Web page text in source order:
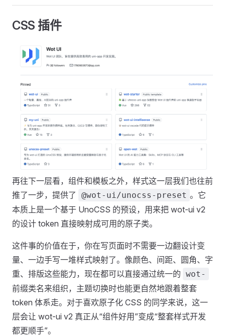
CSS 插件
再往下一层看，组件和模板之外，样式这一层我们也往前
推了一步，提供了
@wot-ui/unocss-preset 。它
本质上是一个基于 UnoCSS 的预设，用来把 wot-ui v2
的设计 token 直接映射成可用的原子类。
这件事的价值在于，你在写页面时不需要一边翻设计变
量、一边手写一堆样式映射了。像颜色、间距、圆角、字
重、排版这些能力，现在都可以直接通过统一的 wot-
前缀类名来组织，主题切换时也能更自然地跟着整套
token 体系走。对于喜欢原子化 CSS 的同学来说，这一
层会让 wot-ui v2 真正从“组件好用”变成“整套样式开发
都更顺手”。